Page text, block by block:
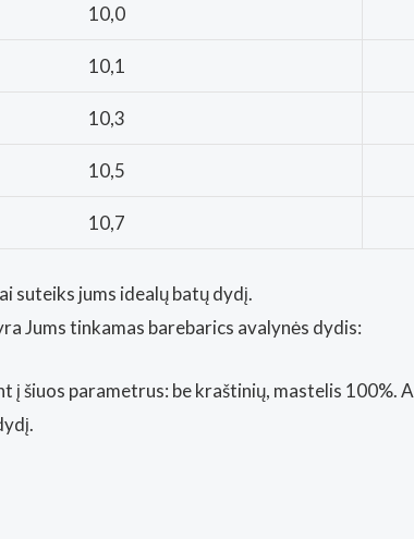
10,0
10,1
10,3
10,5
10,7
suteiks jums idealų batų dydį.
Jums tinkamas barebarics avalynės dydis:
šiuos parametrus: be kraštinių, mastelis